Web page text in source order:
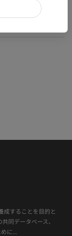
成することを目的と
同データベース、
に...